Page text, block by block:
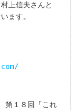
上信夫さんと
ます。
第１８回「これ